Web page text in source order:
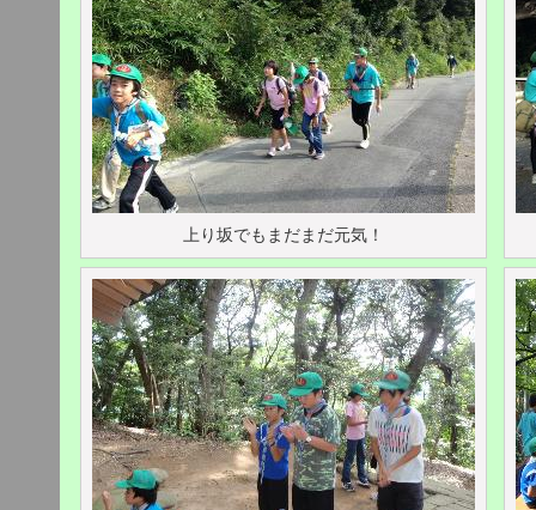
上り坂でもまだまだ元気！